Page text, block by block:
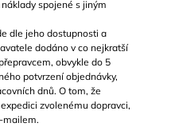
spojené s jiným
dle jeho dostupnosti a
dodáno v co nejkratší
obvykle do 5
potvrzení objednávky,
dnů. O tom, že
zvolenému dopravci,
mailem.